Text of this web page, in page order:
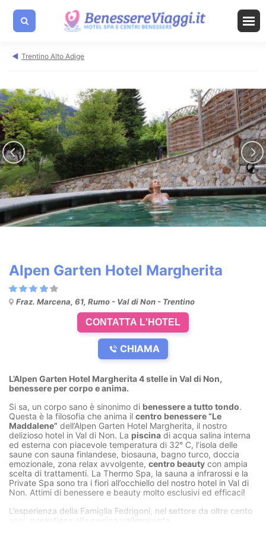
Trentino Alto Adige
Alpen Garten Hotel Margherita
Fraz. Marcena, 61, Rumo - Val di Non - Trentino
CONTATTA L'HOTEL
CHIAMA
L’Alpen Garten Hotel Margherita 4 stelle in Val di Non,
benessere per corpo e anima.
Si sa, un corpo sano è sinonimo di benessere a tutto tondo.
Questa è la filosofia che anima il centro benessere “Le
Maddalene” dell’Alpen Garten Hotel Margherita, il nostro
delizioso hotel in Val di Non. La piscina di acqua salina interna
ed esterna con piacevole temperatura di 32° C, l’isola delle
saune con sauna finlandese, biosauna, bagno turco, doccia
emozionale, zona relax avvolgente, centro beauty con ampia
scelta di trattamenti. La Thermo Spa, la sauna a infrarossi e la
Private Spa sono tra i fiori all’occhiello del nostro hotel in Val di
Non. Attimi di benessere e beauty molto esclusivi ed efficaci!
L’esperienza della Famiglia Fedrigoni, nel settore da oltre cento